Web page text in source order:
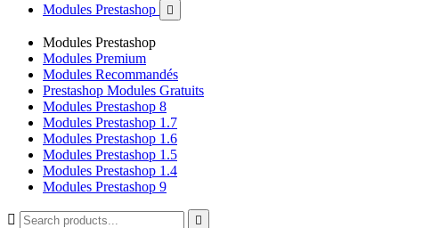
Modules Prestashop

Modules Prestashop
Modules Premium
Modules Recommandés
Prestashop Modules Gratuits
Modules Prestashop 8
Modules Prestashop 1.7
Modules Prestashop 1.6
Modules Prestashop 1.5
Modules Prestashop 1.4
Modules Prestashop 9
 